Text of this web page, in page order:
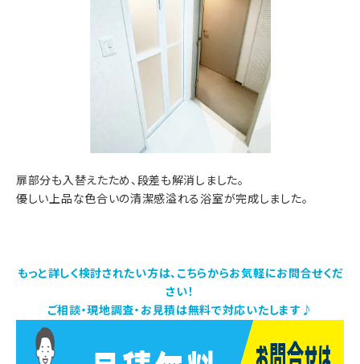
扉部分も入替えたため、段差も解消しました。
優しい上品な色合いの清潔感溢れる浴室が完成しました。
もっと詳しく検討されたい方は、こちらからお気軽にお問合せくだ
さい！
ご相談・現地調査・お見積は無料で対応いたします♪